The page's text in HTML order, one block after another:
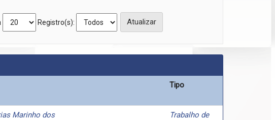
Registro(s):
Tipo
Marinho dos
Trabalho de